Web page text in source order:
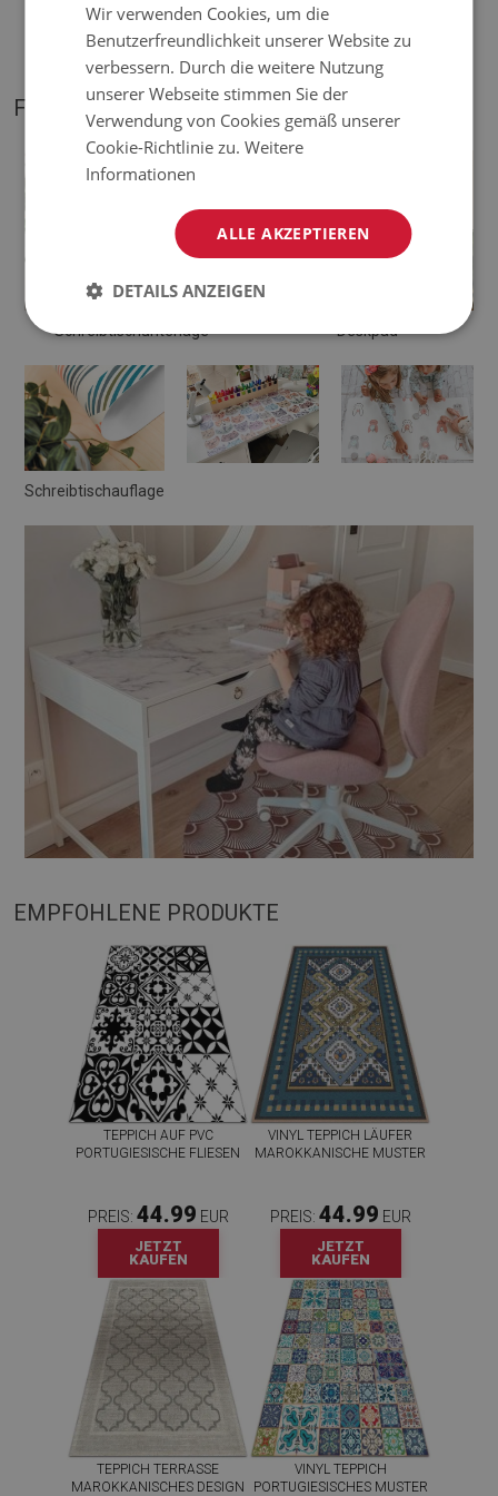
abweichen.
FOTOS VON UNSEREM PRODUKT
Schreibtischunterlage Deskpad
Schreibtischauflage
EMPFOHLENE PRODUKTE
TEPPICH AUF PVC
PORTUGIESISCHE FLIESEN
PREIS: 44.99 EUR
JETZT
KAUFEN
VINYL TEPPICH LÄUFER
MAROKKANISCHE MUSTER
PREIS: 44.99 EUR
JETZT
KAUFEN
TEPPICH TERRASSE
MAROKKANISCHES DESIGN
VINYL TEPPICH
PORTUGIESISCHES MUSTER
Wir verwenden Cookies, um die
Benutzerfreundlichkeit unserer Website zu
verbessern. Durch die weitere Nutzung
unserer Webseite stimmen Sie der
Verwendung von Cookies gemäß unserer
Cookie-Richtlinie zu.Weitere
Informationen
ALLE AKZEPTIEREN
DETAILS ANZEIGEN